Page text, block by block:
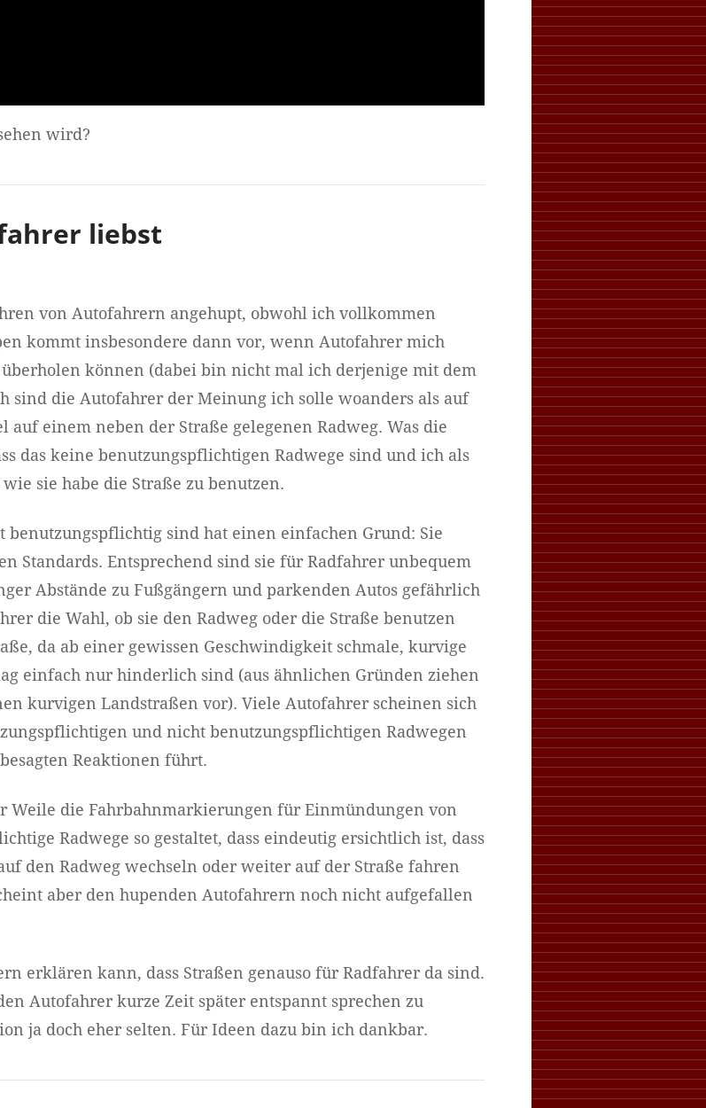
wird?
liebst
von Autofahrern angehupt, obwohl ich vollkommen
kommt insbesondere dann vor, wenn Autofahrer mich
können (dabei bin nicht mal ich derjenige mit dem
sind die Autofahrer der Meinung ich solle woanders als auf
auf einem neben der Straße gelegenen Radweg. Was die
das keine benutzungspflichtigen Radwege sind und ich als
sie habe die Straße zu benutzen.
benutzungspflichtig sind hat einen einfachen Grund: Sie
Standards. Entsprechend sind sie für Radfahrer unbequem
Abstände zu Fußgängern und parkenden Autos gefährlich
die Wahl, ob sie den Radweg oder die Straße benutzen
da ab einer gewissen Geschwindigkeit schmale, kurvige
einfach nur hinderlich sind (aus ähnlichen Gründen ziehen
kurvigen Landstraßen vor). Viele Autofahrer scheinen sich
und nicht benutzungspflichtigen Radwegen
Reaktionen führt.
Weile die Fahrbahnmarkierungen für Einmündungen von
Radwege so gestaltet, dass eindeutig ersichtlich ist, dass
den Radweg wechseln oder weiter auf der Straße fahren
aber den hupenden Autofahrern noch nicht aufgefallen
erklären kann, dass Straßen genauso für Radfahrer da sind.
Autofahrer kurze Zeit später entspannt sprechen zu
ja doch eher selten. Für Ideen dazu bin ich dankbar.